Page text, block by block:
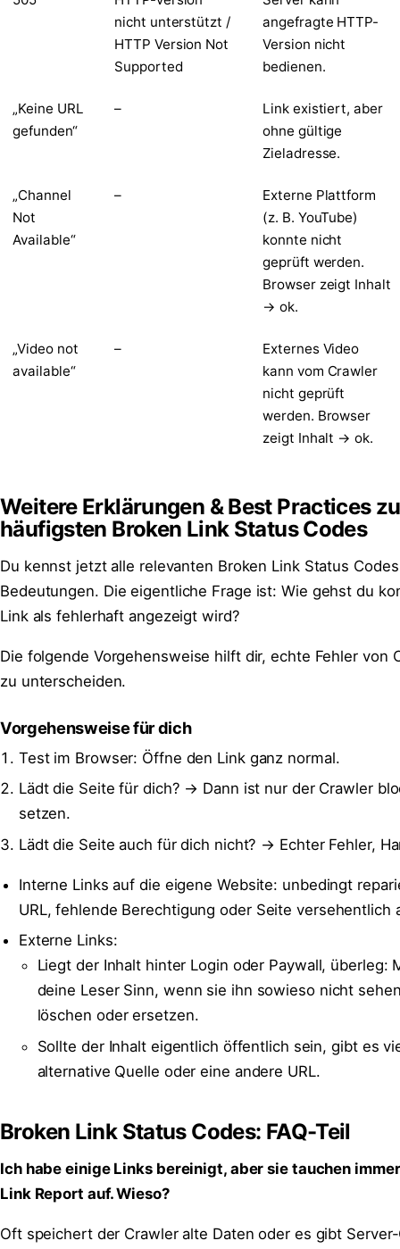
nicht unterstützt /
HTTP Version Not
Supported
angefragte HTTP-
Version nicht
bedienen.
„Keine URL
gefunden“
–
Link existiert, aber
ohne gültige
Zieladresse.
„Channel
Not
Available“
–
Externe Plattform
(z. B. YouTube)
konnte nicht
geprüft werden.
Browser zeigt Inhalt
→ ok.
„Video not
available“
–
Externes Video
kann vom Crawler
nicht geprüft
werden. Browser
zeigt Inhalt → ok.
Weitere Erklärungen & Best Practices
häufigsten Broken Link Status Codes
Du kennst jetzt alle relevanten Broken Link Status
Bedeutungen. Die eigentliche Frage ist: Wie gehst du
Link als fehlerhaft angezeigt wird?
Die folgende Vorgehensweise hilft dir, echte Fehler von
zu unterscheiden.
Vorgehensweise für dich
Test im Browser: Öffne den Link ganz normal.
Lädt die Seite für dich? → Dann ist nur der Crawler
setzen.
Lädt die Seite auch für dich nicht? → Echter Fehler,
Interne Links auf die eigene Website: unbedingt
URL, fehlende Berechtigung oder Seite versehentlich
Externe Links:
Liegt der Inhalt hinter Login oder Paywall, überleg:
deine Leser Sinn, wenn sie ihn sowieso nicht
löschen oder ersetzen.
Sollte der Inhalt eigentlich öffentlich sein, gibt es
alternative Quelle oder eine andere URL.
Broken Link Status Codes: FAQ-Teil
Ich habe einige Links bereinigt, aber sie tauchen
Link Report auf. Wieso?
Oft speichert der Crawler alte Daten oder es gibt